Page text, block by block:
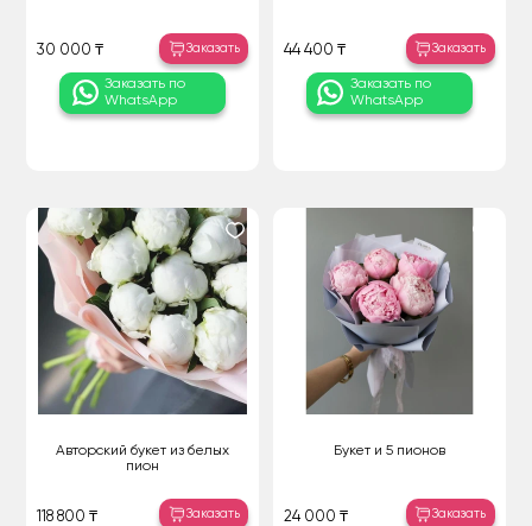
30 000 ₸ Заказать
Заказать по
WhatsApp
44 400 ₸ Заказать
Заказать по
WhatsApp
Авторский букет из белых
пион
118 800 ₸ Заказать
Букет и 5 пионов
24 000 ₸ Заказать